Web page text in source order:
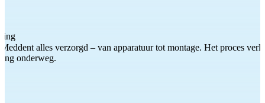
alles verzorgd – van apparatuur tot montage. Het proces
onderweg.